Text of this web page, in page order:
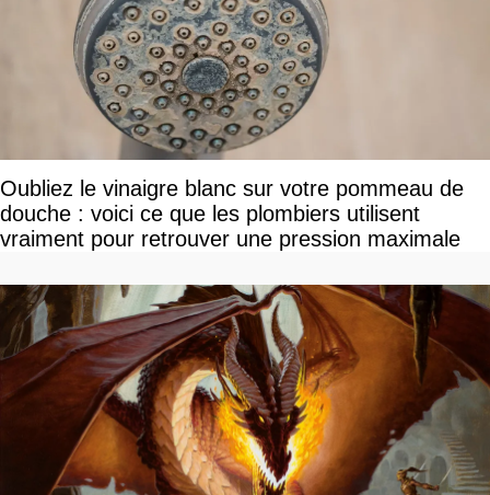
Oubliez le vinaigre blanc sur votre pommeau de
douche : voici ce que les plombiers utilisent
vraiment pour retrouver une pression maximale